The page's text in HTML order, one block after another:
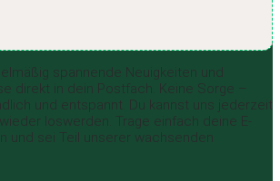
spannende Neuigkeiten und
direkt in dein Postfach. Keine Sorge –
und entspannt. Du kannst uns jederzeit
loswerden. Trage einfach deine E-
und sei Teil unserer wachsenden